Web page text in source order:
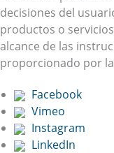
decisiones del
productos o
alcance de las
proporcionado por
Facebook
Vimeo
Instagram
LinkedIn